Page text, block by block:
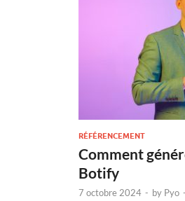
RÉFÉRENCEMENT
Comment
Botify
7 octobre 2024 - by Pyo -